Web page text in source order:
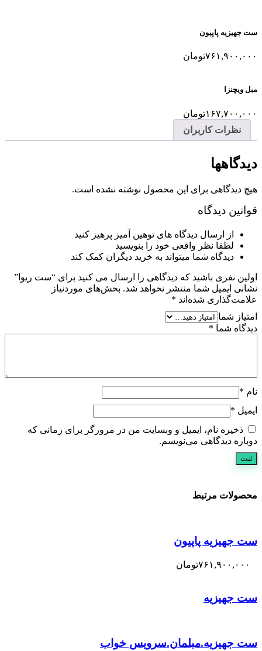
ست جهیزیه پاپیون
۷۶۱,۹۰۰,۰۰۰تومان
مبل ویچنزا
۱۶۷,۷۰۰,۰۰۰تومان
نظرات کاربران
دیدگاهها
هیچ دیدگاهی برای این محصول نوشته نشده است.
قوانین دیدگاه
از ارسال دیدگاه های توهین آمیز پرهیز کنید
لطفا نظر واقعی خود را بنویسید
دیدگاه شما میتواند به خرید دیگران کمک کند
اولین نفری باشید که دیدگاهی را ارسال می کنید برای “ست ریوا”
نشانی ایمیل شما منتشر نخواهد شد. بخش‌های موردنیاز
علامت‌گذاری شده‌اند *
امتیاز شما
دیدگاه شما *
نام *
ایمیل *
ذخیره نام، ایمیل و وبسایت من در مرورگر برای زمانی که
دوباره دیدگاهی می‌نویسم.
محصولات مرتبط
ست جهیزیه پاپیون
۷۶۱,۹۰۰,۰۰۰تومان
ست جهیزیه
ست جهیزیه.مبلمان.سرویس خواب